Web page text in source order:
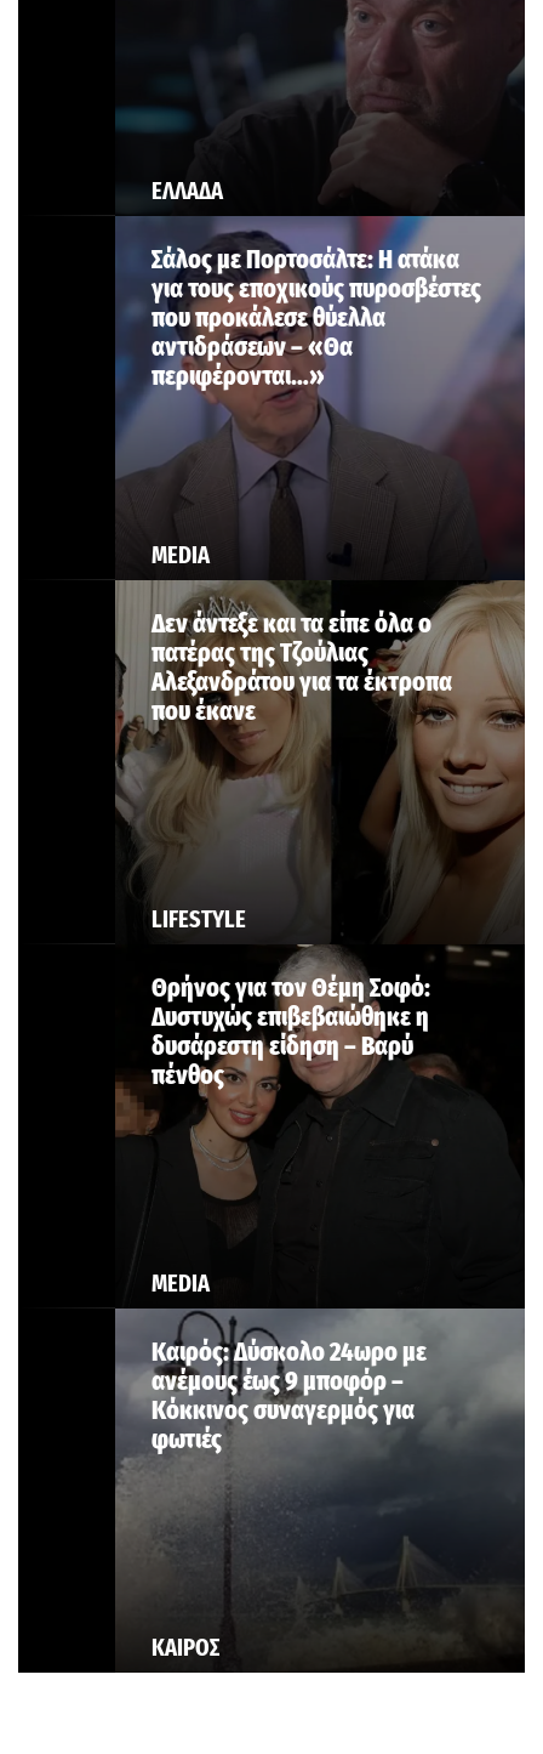
ΕΛΛΑΔΑ
MEDIA
Σάλος με Πορτοσάλτε: Η ατάκα
για τους εποχικούς πυροσβέστες
που προκάλεσε θύελλα
αντιδράσεων – «Θα
περιφέρονται…»
LIFESTYLE
Δεν άντεξε και τα είπε όλα ο
πατέρας της Τζούλιας
Αλεξανδράτου για τα έκτροπα
που έκανε
MEDIA
Θρήνος για τον Θέμη Σοφό:
Δυστυχώς επιβεβαιώθηκε η
δυσάρεστη είδηση – Βαρύ
πένθος
ΚΑΙΡΟΣ
Καιρός: Δύσκολο 24ωρο με
ανέμους έως 9 μποφόρ –
Κόκκινος συναγερμός για
φωτιές